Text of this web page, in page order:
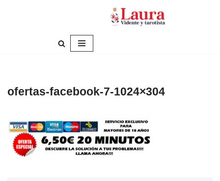
ofertas-facebook-7-1024×304